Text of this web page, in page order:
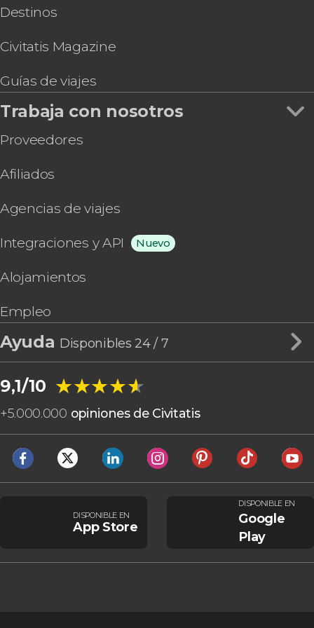
Destinos
Civitatis Magazine
Guías de viajes
Trabaja con nosotros
Proveedores
Afiliados
Agencias de viajes
Integraciones y API Nuevo
Alojamientos
Empleo
Ayuda Disponibles 24 / 7
9,1/10 ★★★★★
★★★★★
+5.000.000 opiniones de Civitatis
DISPONIBLE EN
App Store
DISPONIBLE EN
Google
Play